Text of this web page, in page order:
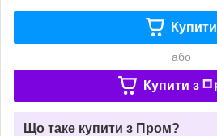
Купити
або
Купити з
Що таке купити з Пром?